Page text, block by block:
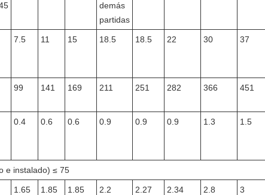
demás
partidas
7.5 11 15 18.5 18.5 22 30 37
99 141 169 211 251 282 366 451
0.4 0.6 0.6 0.9 0.9 0.9 1.3 1.5
e instalado) ≤ 75
1.65
1.85
1.85
2.2
2.27
2.34
2.8
3